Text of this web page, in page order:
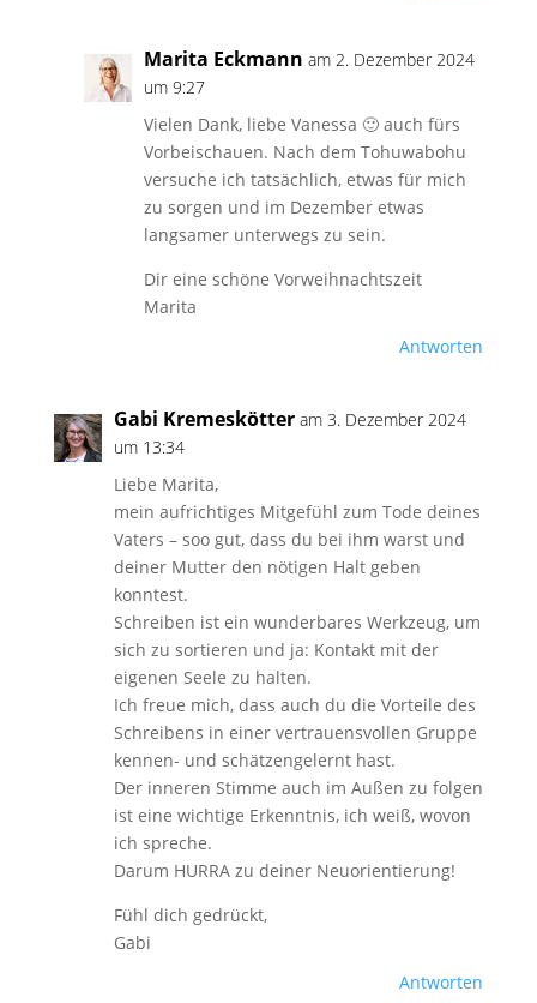
Marita Eckmann am 2. Dezember 2024
um 9:27
Vielen Dank, liebe Vanessa 🙂 auch fürs
Vorbeischauen. Nach dem Tohuwabohu
versuche ich tatsächlich, etwas für mich
zu sorgen und im Dezember etwas
langsamer unterwegs zu sein.
Dir eine schöne Vorweihnachtszeit
Marita
Antworten
Gabi Kremeskötter am 3. Dezember 2024
um 13:34
Liebe Marita,
mein aufrichtiges Mitgefühl zum Tode deines
Vaters – soo gut, dass du bei ihm warst und
deiner Mutter den nötigen Halt geben
konntest.
Schreiben ist ein wunderbares Werkzeug, um
sich zu sortieren und ja: Kontakt mit der
eigenen Seele zu halten.
Ich freue mich, dass auch du die Vorteile des
Schreibens in einer vertrauensvollen Gruppe
kennen- und schätzengelernt hast.
Der inneren Stimme auch im Außen zu folgen
ist eine wichtige Erkenntnis, ich weiß, wovon
ich spreche.
Darum HURRA zu deiner Neuorientierung!
Fühl dich gedrückt,
Gabi
Antworten